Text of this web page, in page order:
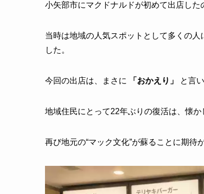
小矢部市にマクドナルドが初めて出店した
当時は地域の人気スポットとして多くの
した。
今回の出店は、まさに 「おかえり」 と言
地域住民にとって22年ぶりの復活は、懐か
再び地元の“マック文化”が蘇ることに期待